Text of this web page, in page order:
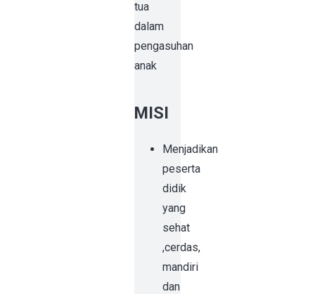
tua
dalam
pengasuhan
anak
MISI
Menjadikan
peserta
didik
yang
sehat
,cerdas,
mandiri
dan